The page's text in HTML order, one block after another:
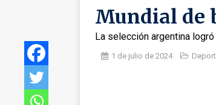
Mundial de
La selección argentina
1 de julio de 2024